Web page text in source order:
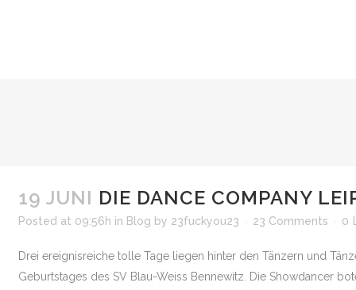
19 JUNI DIE DANCE COMPANY
Posted at 09:56h in Blog by 23fuckyou23 23 Comments 0
Drei ereignisreiche tolle Tage liegen hinter den Tänzern und
Geburtstages des SV Blau-Weiss Bennewitz. Die Showdancer